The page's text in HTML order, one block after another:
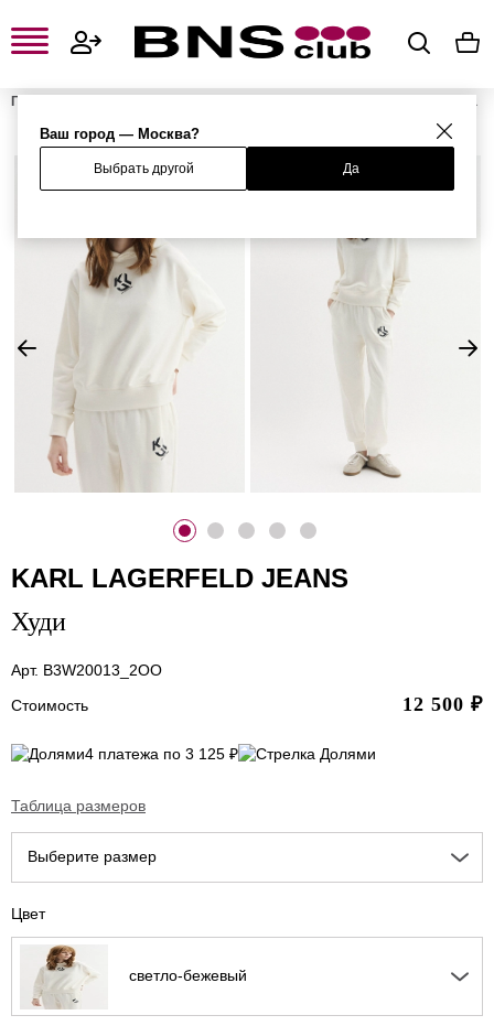
Ваш город — Москва?
Выбрать другой Да
Главная
Женская одежда
KARL LAGERFELD JEANS
Худи
Арт. B3W20013_2OO
Стоимость
12 500 ₽
4 платежа по 3 125 ₽
Таблица размеров
Выберите размер
Цвет
светло-бежевый